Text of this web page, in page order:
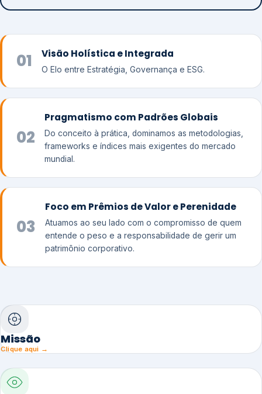
01 Visão Holística e Integrada
O Elo entre Estratégia, Governança e ESG.
02
Pragmatismo com Padrões Globais
Do conceito à prática, dominamos as metodologias,
frameworks e índices mais exigentes do mercado
mundial.
03
Foco em Prêmios de Valor e Perenidade
Atuamos ao seu lado com o compromisso de quem
entende o peso e a responsabilidade de gerir um
patrimônio corporativo.
Missão
Clique aqui →